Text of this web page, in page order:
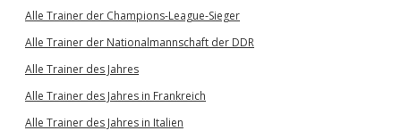
Alle Trainer der Champions-League-Sieger
Alle Trainer der Nationalmannschaft der DDR
Alle Trainer des Jahres
Alle Trainer des Jahres in Frankreich
Alle Trainer des Jahres in Italien